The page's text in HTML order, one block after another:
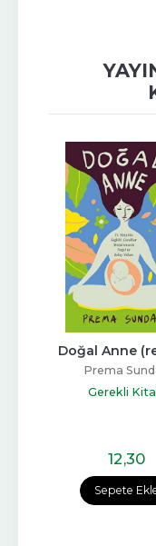
Sepete
Doğal Anne
Prema
Gerekli
12,30